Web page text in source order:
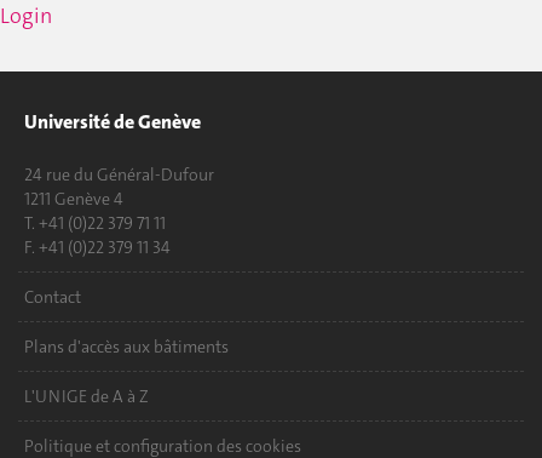
Login
Université de Genève
24 rue du Général-Dufour
1211 Genève 4
T. +41 (0)22 379 71 11
F. +41 (0)22 379 11 34
Contact
Plans d'accès aux bâtiments
L'UNIGE de A à Z
Politique et configuration des cookies